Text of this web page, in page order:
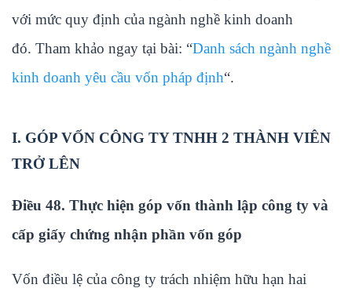
với mức quy định của ngành nghề kinh doanh
đó. Tham khảo ngay tại bài: “Danh sách ngành nghề
kinh doanh yêu cầu vốn pháp định“.
I. GÓP VỐN CÔNG TY TNHH 2 THÀNH VIÊN
TRỞ LÊN
Điều 48. Thực hiện góp vốn thành lập công ty và
cấp giấy chứng nhận phần vốn góp
Vốn điều lệ của công ty trách nhiệm hữu hạn hai